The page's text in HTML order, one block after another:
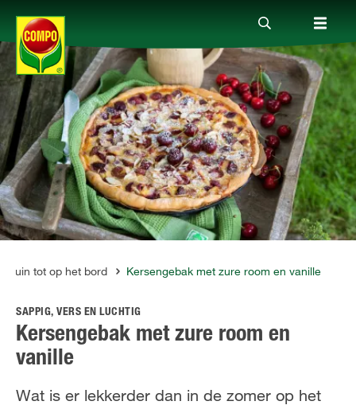
Producten
Advies
Thema's
Tot je dienst
Onderneming
NL FR
tuin tot op het bord Kersengebak met zure room en vanille
SAPPIG, VERS EN LUCHTIG
Kersengebak met zure room en
vanille
Wat is er lekkerder dan in de zomer op het